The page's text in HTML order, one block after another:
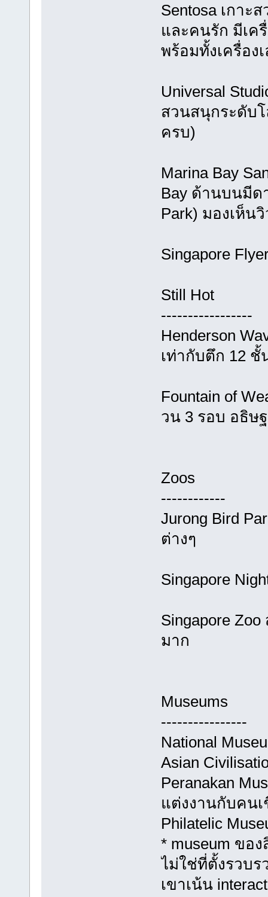
Sentosa เกา
และคนรัก มีเค
พร้อมทั้งเครื่อง
Universal
สวนสนุกระดับโ
ครบ)
Marina Bay
Bay ด้านบนมีด
Park) มองเห็น
Singapore
Still Hot
-----------------
Henderson
เท่ากับตึก 12 ชั้
Fountain of
วน 3 รอบ อธิษ
Zoos
------------
Jurong Bird
ต่างๆ
Singapore
Singapore
มาก
Museums
----------------
National
Asian
Peranakan
แต่งงานกับคนเ
Philatelic
* museum ขอ
ไม่ใช่ที่ตั้งรวบร
เขาเน้น